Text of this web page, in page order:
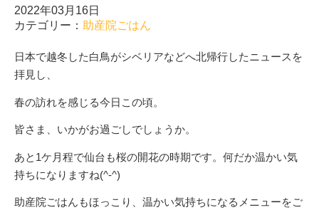
2022年03月16日
カテゴリー： 助産院ごはん
日本で越冬した白鳥がシベリアなどへ北帰行したニュースを
拝見し、
春の訪れを感じる今日この頃。
皆さま、いかがお過ごしでしょうか。
あと1ケ月程で仙台も桜の開花の時期です。何だか温かい気
持ちになりますね(^-^)
助産院ごはんもほっこり、温かい気持ちになるメニューをご